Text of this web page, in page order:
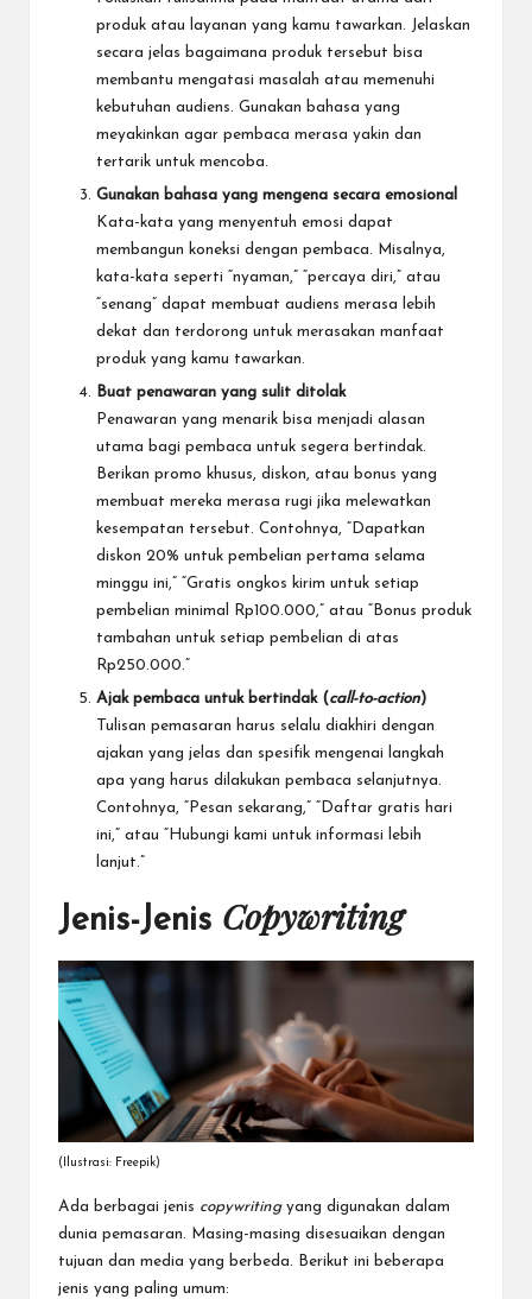
produk atau layanan yang kamu tawarkan. Jelaskan
secara jelas bagaimana produk tersebut bisa
membantu mengatasi masalah atau memenuhi
kebutuhan audiens. Gunakan bahasa yang
meyakinkan agar pembaca merasa yakin dan
tertarik untuk mencoba.
Gunakan bahasa yang mengena secara emosional
Kata-kata yang menyentuh emosi dapat
membangun koneksi dengan pembaca. Misalnya,
kata-kata seperti “nyaman,” “percaya diri,” atau
“senang” dapat membuat audiens merasa lebih
dekat dan terdorong untuk merasakan manfaat
produk yang kamu tawarkan.
Buat penawaran yang sulit ditolak
Penawaran yang menarik bisa menjadi alasan
utama bagi pembaca untuk segera bertindak.
Berikan promo khusus, diskon, atau bonus yang
membuat mereka merasa rugi jika melewatkan
kesempatan tersebut. Contohnya, “Dapatkan
diskon 20% untuk pembelian pertama selama
minggu ini,” “Gratis ongkos kirim untuk setiap
pembelian minimal Rp100.000,” atau “Bonus produk
tambahan untuk setiap pembelian di atas
Rp250.000.”
Ajak pembaca untuk bertindak (call-to-action)
Tulisan pemasaran harus selalu diakhiri dengan
ajakan yang jelas dan spesifik mengenai langkah
apa yang harus dilakukan pembaca selanjutnya.
Contohnya, “Pesan sekarang,” “Daftar gratis hari
ini,” atau “Hubungi kami untuk informasi lebih
lanjut.”
Jenis-Jenis Copywriting
(Ilustrasi: Freepik)
Ada berbagai jenis copywritingyang digunakan dalam
dunia pemasaran. Masing-masing disesuaikan dengan
tujuan dan media yang berbeda. Berikut ini beberapa
jenis yang paling umum: